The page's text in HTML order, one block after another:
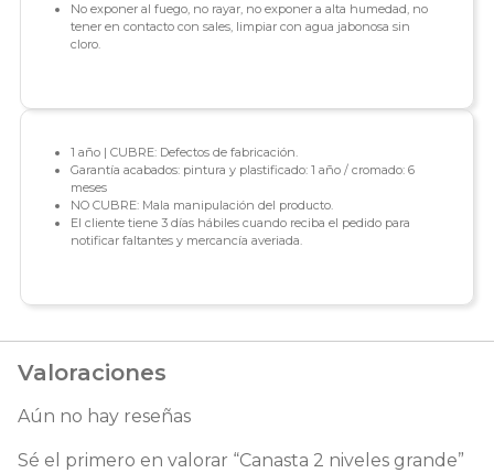
No exponer al fuego, no rayar, no exponer a alta humedad, no
tener en contacto con sales, limpiar con agua jabonosa sin
cloro.
1 año | CUBRE: Defectos de fabricación.
Garantía acabados: pintura y plastificado: 1 año / cromado: 6
meses
NO CUBRE: Mala manipulación del producto.
El cliente tiene 3 días hábiles cuando reciba el pedido para
notificar faltantes y mercancía averiada.
Valoraciones
Aún no hay reseñas
Sé el primero en valorar “Canasta 2 niveles grande”